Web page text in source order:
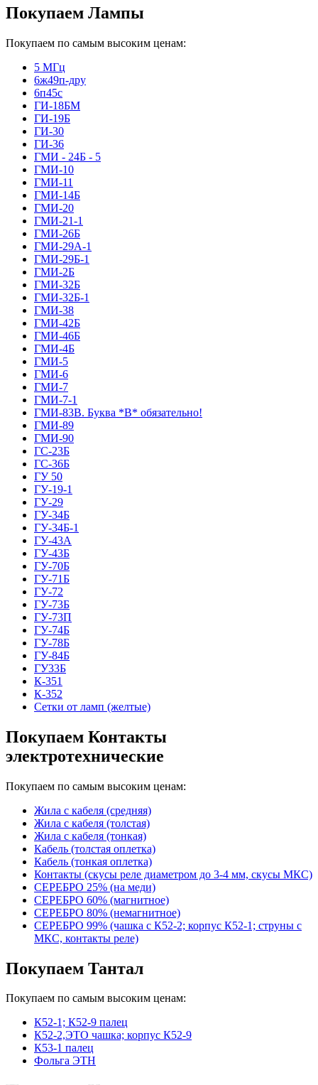
Покупаем Лампы
Покупаем по самым высоким ценам:
5 МГц
6ж49п-дру
6п45с
ГИ-18БМ
ГИ-19Б
ГИ-30
ГИ-36
ГМИ - 24Б - 5
ГМИ-10
ГМИ-11
ГМИ-14Б
ГМИ-20
ГМИ-21-1
ГМИ-26Б
ГМИ-29А-1
ГМИ-29Б-1
ГМИ-2Б
ГМИ-32Б
ГМИ-32Б-1
ГМИ-38
ГМИ-42Б
ГМИ-46Б
ГМИ-4Б
ГМИ-5
ГМИ-6
ГМИ-7
ГМИ-7-1
ГМИ-83В. Буква *В* обязательно!
ГМИ-89
ГМИ-90
ГС-23Б
ГС-36Б
ГУ 50
ГУ-19-1
ГУ-29
ГУ-34Б
ГУ-34Б-1
ГУ-43А
ГУ-43Б
ГУ-70Б
ГУ-71Б
ГУ-72
ГУ-73Б
ГУ-73П
ГУ-74Б
ГУ-78Б
ГУ-84Б
ГУ33Б
К-351
К-352
Сетки от ламп (желтые)
Покупаем Контакты
электротехнические
Покупаем по самым высоким ценам:
Жила с кабеля (средняя)
Жила с кабеля (толстая)
Жила с кабеля (тонкая)
Кабель (толстая оплетка)
Кабель (тонкая оплетка)
Контакты (скусы реле диаметром до 3-4 мм, скусы МКС)
СЕРЕБРО 25% (на меди)
СЕРЕБРО 60% (магнитное)
СЕРЕБРО 80% (немагнитное)
СЕРЕБРО 99% (чашка с К52-2; корпус К52-1; струны с
МКС, контакты реле)
Покупаем Тантал
Покупаем по самым высоким ценам:
К52-1; К52-9 палец
К52-2,ЭТО чашка; корпус К52-9
К53-1 палец
Фольга ЭТН